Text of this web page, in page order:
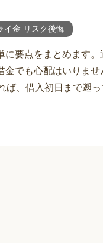
イ金 リスク後悔
に要点をまとめます
金でも心配はいりま
ば、借入初日まで遡っ